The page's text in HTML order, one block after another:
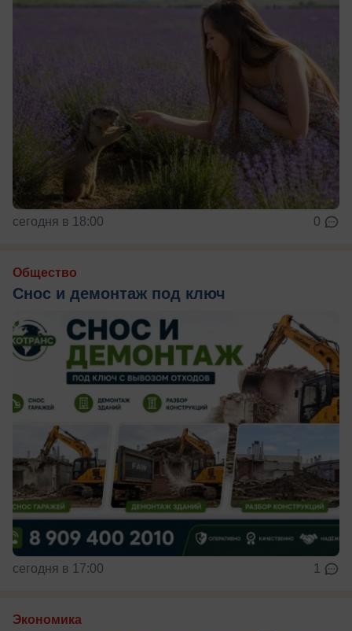
сегодня в 18:00 0
Общество
Снос и демонтаж под ключ
сегодня в 17:00 1
Экономика